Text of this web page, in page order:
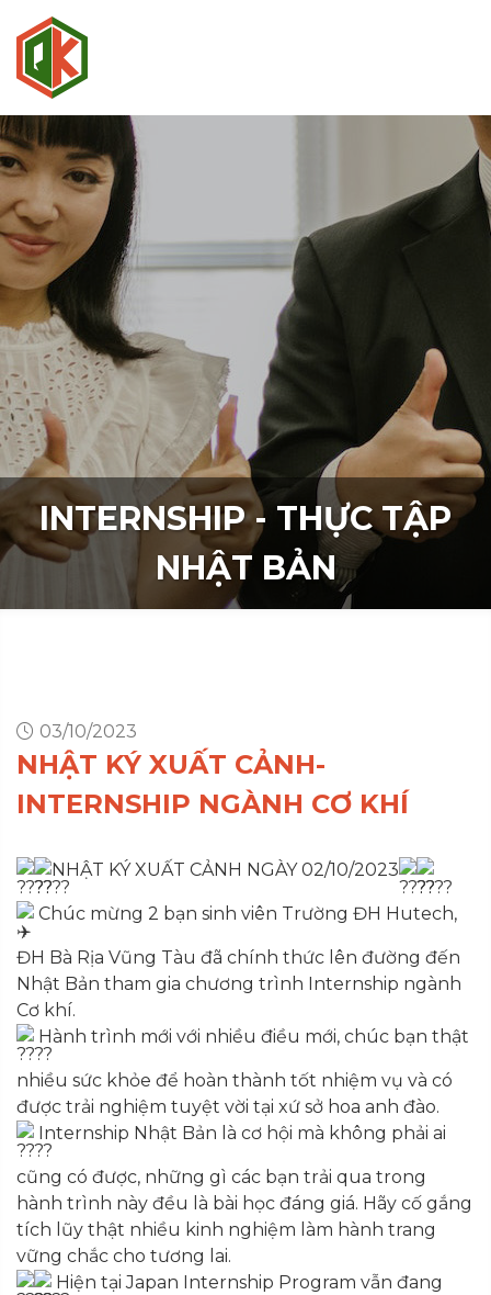
QUÝ
KHANH
GROUP
INTERNSHIP - THỰC TẬP
NHẬT BẢN
03/10/2023
NHẬT KÝ XUẤT CẢNH-
INTERNSHIP NGÀNH CƠ KHÍ
NHẬT KÝ XUẤT CẢNH NGÀY 02/10/2023
Chúc mừng 2 bạn sinh viên Trường ĐH Hutech,
ĐH Bà Rịa Vũng Tàu đã chính thức lên đường đến
Nhật Bản tham gia chương trình Internship ngành
Cơ khí.
Hành trình mới với nhiều điều mới, chúc bạn thật
nhiều sức khỏe để hoàn thành tốt nhiệm vụ và có
được trải nghiệm tuyệt vời tại xứ sở hoa anh đào.
Internship Nhật Bản là cơ hội mà không phải ai
cũng có được, những gì các bạn trải qua trong
hành trình này đều là bài học đáng giá. Hãy cố gắng
tích lũy thật nhiều kinh nghiệm làm hành trang
vững chắc cho tương lai.
Hiện tại Japan Internship Program vẫn đang